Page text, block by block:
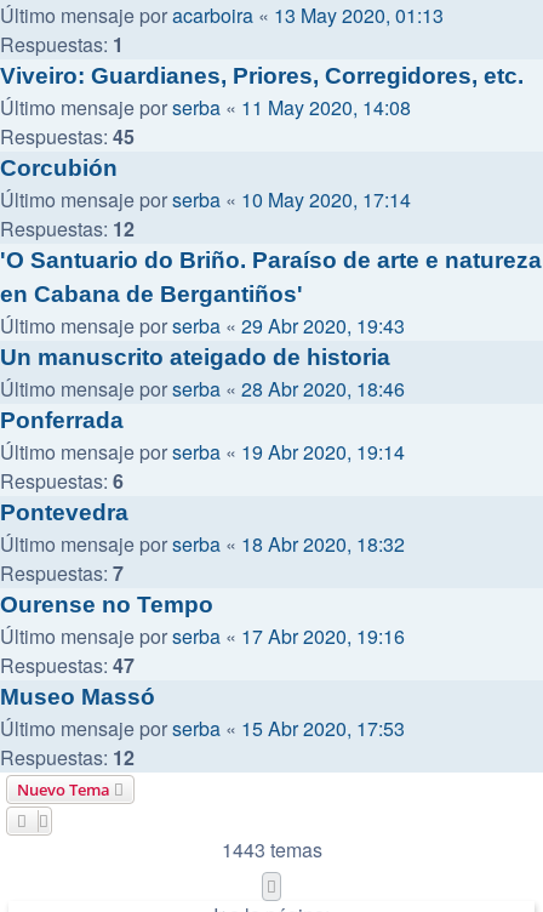
Último mensaje poracarboira « 13 May 2020, 01:13
Respuestas: 1
Viveiro: Guardianes, Priores, Corregidores, etc.
Último mensaje porserba « 11 May 2020, 14:08
Respuestas: 45
Corcubión
Último mensaje porserba « 10 May 2020, 17:14
Respuestas: 12
'O Santuario do Briño. Paraíso de arte e natureza
en Cabana de Bergantiños'
Último mensaje porserba « 29 Abr 2020, 19:43
Un manuscrito ateigado de historia
Último mensaje porserba « 28 Abr 2020, 18:46
Ponferrada
Último mensaje porserba « 19 Abr 2020, 19:14
Respuestas: 6
Pontevedra
Último mensaje porserba « 18 Abr 2020, 18:32
Respuestas: 7
Ourense no Tempo
Último mensaje porserba « 17 Abr 2020, 19:16
Respuestas: 47
Museo Massó
Último mensaje porserba « 15 Abr 2020, 17:53
Respuestas: 12
Nuevo Tema
1443 temas